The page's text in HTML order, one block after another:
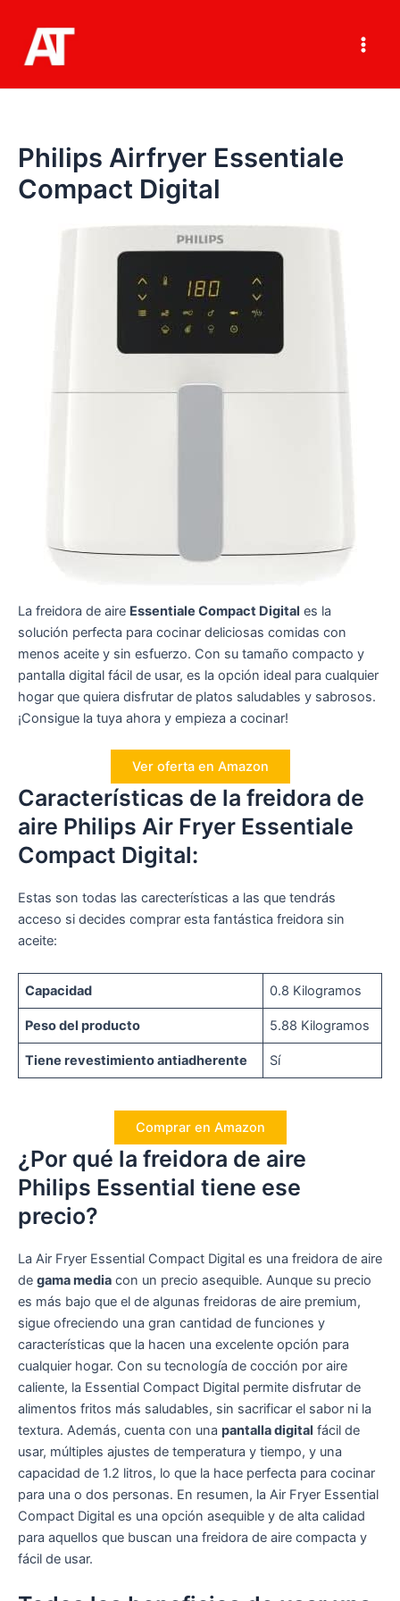
contenido
Main
Philips Airfryer Essentiale
Compact Digital
La freidora de aire Essentiale Compact Digital es la
solución perfecta para cocinar deliciosas comidas con
menos aceite y sin esfuerzo. Con su tamaño compacto y
pantalla digital fácil de usar, es la opción ideal para cualquier
hogar que quiera disfrutar de platos saludables y sabrosos.
¡Consigue la tuya ahora y empieza a cocinar!
Ver oferta en Amazon
Características de la freidora de
aire Philips Air Fryer Essentiale
Compact Digital:
Estas son todas las carecterísticas a las que tendrás
acceso si decides comprar esta fantástica freidora sin
aceite:
Capacidad 0.8 Kilogramos
Peso del producto 5.88 Kilogramos
Tiene revestimiento antiadherente Sí
Comprar en Amazon
¿Por qué la freidora de aire
Philips Essential tiene ese
precio?
La Air Fryer Essential Compact Digital es una freidora de aire
de gama media con un precio asequible. Aunque su precio
es más bajo que el de algunas freidoras de aire premium,
sigue ofreciendo una gran cantidad de funciones y
características que la hacen una excelente opción para
cualquier hogar. Con su tecnología de cocción por aire
caliente, la Essential Compact Digital permite disfrutar de
alimentos fritos más saludables, sin sacrificar el sabor ni la
textura. Además, cuenta con una pantalla digital fácil de
usar, múltiples ajustes de temperatura y tiempo, y una
capacidad de 1.2 litros, lo que la hace perfecta para cocinar
para una o dos personas. En resumen, la Air Fryer Essential
Compact Digital es una opción asequible y de alta calidad
para aquellos que buscan una freidora de aire compacta y
fácil de usar.